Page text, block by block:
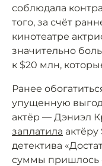
соблюдала
того, за счёт
кинотеатре
значительно
к $20 млн,
Ранее
упущенную
актёр — Дэниэл
заплатила
детектива
суммы пришлось